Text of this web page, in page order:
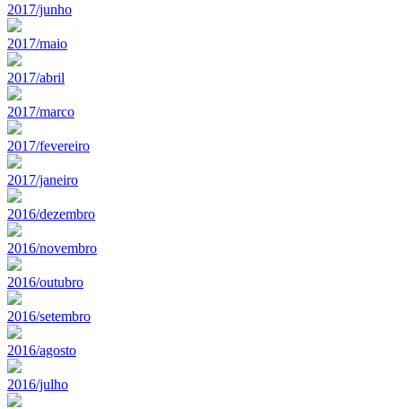
2017/junho
2017/maio
2017/abril
2017/marco
2017/fevereiro
2017/janeiro
2016/dezembro
2016/novembro
2016/outubro
2016/setembro
2016/agosto
2016/julho